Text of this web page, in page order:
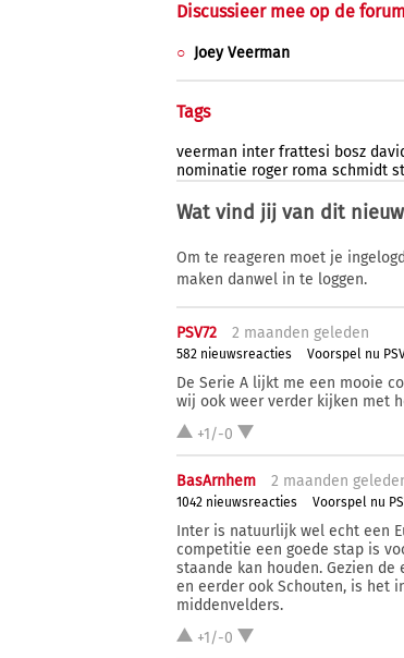
Discussieer mee op de
Joey Veerman
Tags
veerman inter frattesi bosz
nominatie roger roma schmidt
Wat vind jij van dit
Om te reageren moet je
maken danwel in te loggen.
PSV72 2 maanden geleden
582 nieuwsreacties Voorspel nu
De Serie A lijkt me een mooie
wij ook weer verder kijken met
+1/-0
BasArnhem 2 maanden
1042 nieuwsreacties Voorspel nu
Inter is natuurlijk wel echt een
competitie een goede stap is
staande kan houden. Gezien de
en eerder ook Schouten, is het
middenvelders.
+1/-0